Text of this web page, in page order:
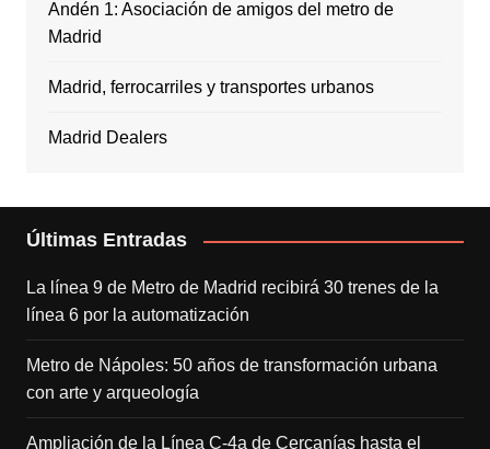
Andén 1: Asociación de amigos del metro de
Madrid
Madrid, ferrocarriles y transportes urbanos
Madrid Dealers
Últimas Entradas
La línea 9 de Metro de Madrid recibirá 30 trenes de la
línea 6 por la automatización
Metro de Nápoles: 50 años de transformación urbana
con arte y arqueología
Ampliación de la Línea C-4a de Cercanías hasta el